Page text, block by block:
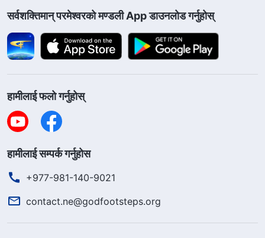
सर्वशक्तिमान्‌ परमेश्‍वरको मण्डली App डाउनलोड गर्नुहोस्
हामीलाई फलो गर्नुहोस्
हामीलाई सम्पर्क गर्नुहोस
+977-981-140-9021
contact.ne@godfootsteps.org